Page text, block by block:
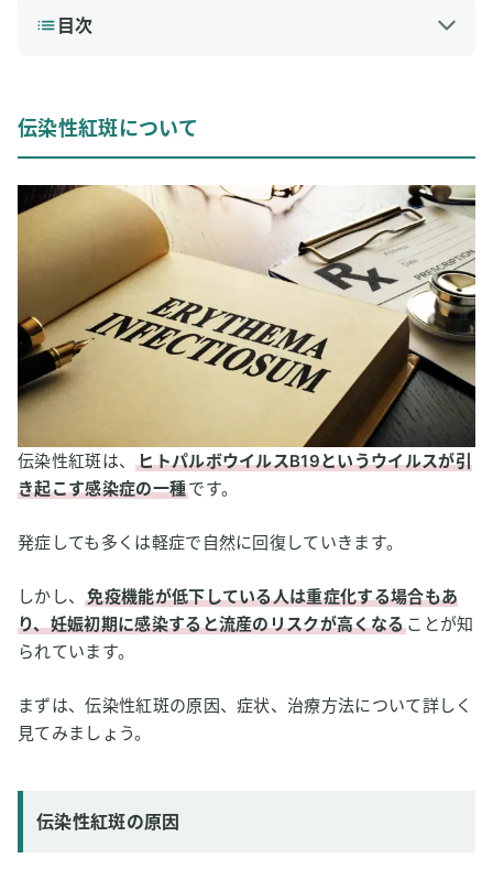
目次
水素吸入が伝染性紅斑の発症予防や治療に役立つ可能性
伝染性紅斑の発症には活性酸素が必要？
水素水の点滴が伝染性紅斑の症状を改善する？
3 【私はこう考える】水素吸入と伝染性紅斑
伝染性紅斑について
伝染性紅斑は、ヒトパルボウイルスB19というウイルスが引
き起こす感染症の一種です。
発症しても多くは軽症で自然に回復していきます。
しかし、免疫機能が低下している人は重症化する場合もあ
り、妊娠初期に感染すると流産のリスクが高くなることが知
られています。
まずは、伝染性紅斑の原因、症状、治療方法について詳しく
見てみましょう。
伝染性紅斑の原因